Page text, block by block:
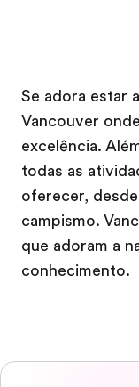
Quem somos
Carreiras
Junte-se a nós
Se adora estar
Vancouver
excelência.
todas as
oferecer, desde
campismo.
que adoram a
conhecimento.